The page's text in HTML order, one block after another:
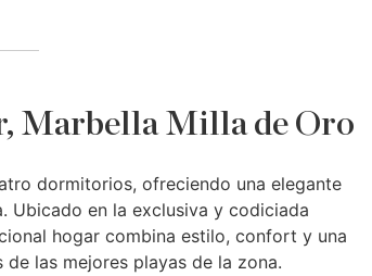
Marbella Milla de Oro
dormitorios, ofreciendo una elegante
Ubicado en la exclusiva y codiciada
hogar combina estilo, confort y una
las mejores playas de la zona.